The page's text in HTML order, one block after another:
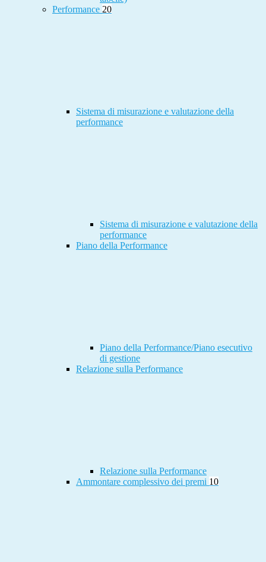
Performance 20
Sistema di misurazione e valutazione della
performance
Sistema di misurazione e valutazione della
performance
Piano della Performance
Piano della Performance/Piano esecutivo
di gestione
Relazione sulla Performance
Relazione sulla Performance
Ammontare complessivo dei premi 10